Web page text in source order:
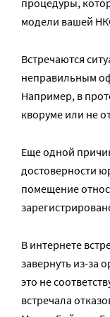
модели вашей
Встречаются
неправильным
Например, в
кворуме или не
Еще одной
достоверности
помещение
В интернете
завернуть из-за
это не
встречала